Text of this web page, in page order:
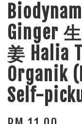
Ginger
姜 Halia
Organik
Self-